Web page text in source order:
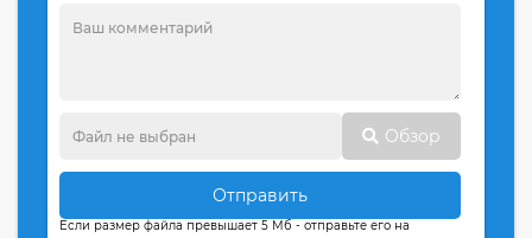
Обзор
Отправить
Если размер файла превышает 5 Мб - отправьте его на